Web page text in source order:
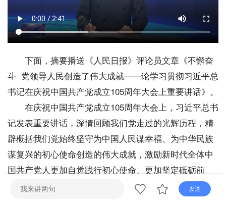
下面，摘要播送《人民日报》评论员文章《不懈奋
斗 党领导人民创造了伟大成就——论学习贯彻习近平总
书记在庆祝中国共产党成立105周年大会上重要讲话》。
在庆祝中国共产党成立105周年大会上，习近平总书
记发表重要讲话，深情回顾我们党走过的光辉历程，精
辟概括我们党始终坚守为中国人民谋幸福、为中华民族
谋复兴的初心使命创造的伟大成就，激励新时代全体中
国共产党人更加自觉践行初心使命、更加坚定砥砺前
行。
发送